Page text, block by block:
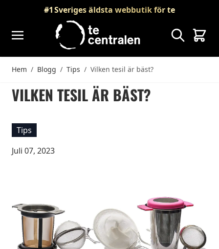
Skip to Content
#1Sveriges äldsta webbutik för te
Sök Vagn
Hem / Blogg / Tips / Vilken tesil är bäst?
VILKEN TESIL ÄR BÄST?
Tips
Juli 07, 2023